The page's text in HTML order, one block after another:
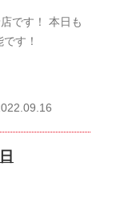
です！ 本日も
です！